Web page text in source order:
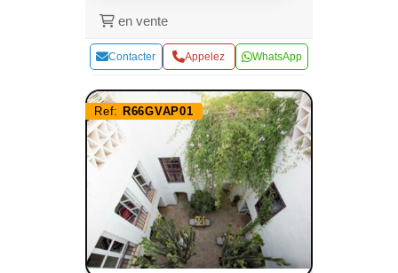
en vente
Contacter Appelez WhatsApp
Ref: R66GVAP01